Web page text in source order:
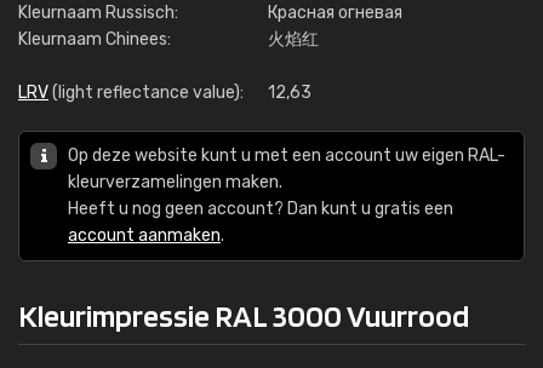
Kleurnaam Russisch:
Красная огневая
Kleurnaam Chinees:
火焰红
LRV(light reflectance value): 12,63
Op deze website kunt u met een account uw eigen RAL-
kleurverzamelingen maken.
Heeft u nog geen account? Dan kunt u gratis een
account aanmaken.
Kleurimpressie RAL 3000 Vuurrood